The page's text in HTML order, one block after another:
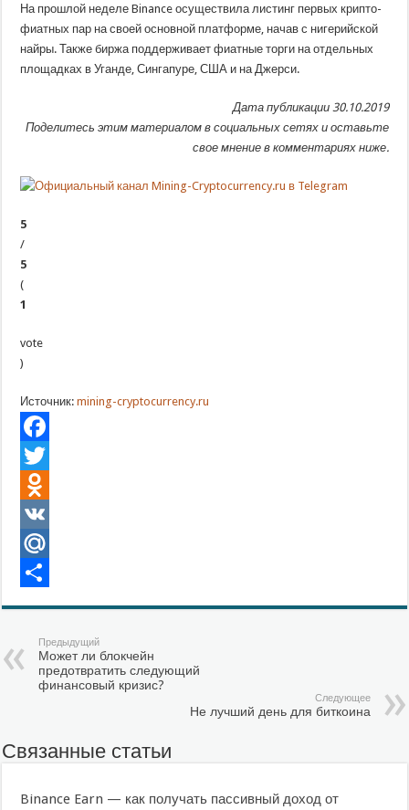
На прошлой неделе Binance осуществила листинг первых крипто-
фиатных пар на своей основной платформе, начав с нигерийской
найры. Также биржа поддерживает фиатные торги на отдельных
площадках в Уганде, Сингапуре, США и на Джерси.
Дата публикации 30.10.2019
Поделитесь этим материалом в социальных сетях и оставьте
свое мнение в комментариях ниже.
5
/
5
(
1
vote
)
Источник: mining-cryptocurrency.ru
Facebook
Twitter
Odnoklassniki
VK
Mail.Ru
Предыдущий
Может ли блокчейн
предотвратить следующий
финансовый кризис?
Следующее
Не лучший день для биткоина
Связанные статьи
Binance Earn — как получать пассивный доход от